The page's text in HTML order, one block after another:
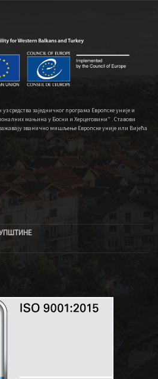
средства заједничког програма Европске уније и
мањина у Босни и Херцеговини” . Ставови
званично мишљење Европске уније или Вијећа